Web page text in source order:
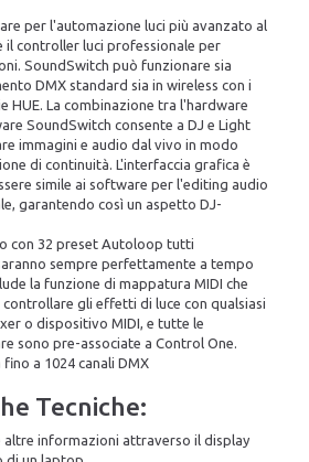
per l'automazione luci più avanzato al
il controller luci professionale per
SoundSwitch può funzionare sia
DMX standard sia in wireless con i
HUE. La combinazione tra l'hardware
SoundSwitch consente a DJ e Light
immagini e audio dal vivo in modo
di continuità. L'interfaccia grafica è
simile ai software per l'editing audio
garantendo così un aspetto DJ-
con 32 preset Autoloop tutti
sempre perfettamente a tempo
la funzione di mappatura MIDI che
gli effetti di luce con qualsiasi
o dispositivo MIDI, e tutte le
sono pre-associate a Control One.
a 1024 canali DMX
Tecniche:
altre informazioni attraverso il display